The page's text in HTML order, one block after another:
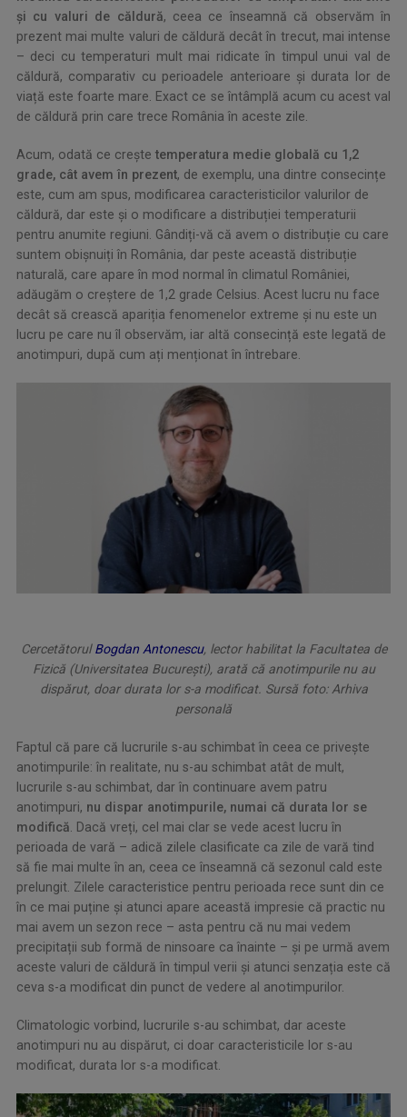
și cu valuri de căldură, ceea ce înseamnă că observăm în
prezent mai multe valuri de căldură decât în trecut, mai intense
– deci cu temperaturi mult mai ridicate în timpul unui val de
căldură, comparativ cu perioadele anterioare și durata lor de
viață este foarte mare. Exact ce se întâmplă acum cu acest val
de căldură prin care trece România în aceste zile.
Acum, odată ce crește temperatura medie globală cu 1,2
grade, cât avem în prezent, de exemplu, una dintre consecințe
este, cum am spus, modificarea caracteristicilor valurilor de
căldură, dar este și o modificare a distribuției temperaturii
pentru anumite regiuni. Gândiți-vă că avem o distribuție cu care
suntem obișnuiți în România, dar peste această distribuție
naturală, care apare în mod normal în climatul României,
adăugăm o creștere de 1,2 grade Celsius. Acest lucru nu face
decât să crească apariția fenomenelor extreme și nu este un
lucru pe care nu îl observăm, iar altă consecință este legată de
anotimpuri, după cum ați menționat în întrebare.
CercetătorulBogdan Antonescu, lector habilitat la Facultatea de
Fizică (Universitatea București), arată că anotimpurile nu au
dispărut, doar durata lor s-a modificat. Sursă foto: Arhiva
personală
Faptul că pare că lucrurile s-au schimbat în ceea ce privește
anotimpurile: în realitate, nu s-au schimbat atât de mult,
lucrurile s-au schimbat, dar în continuare avem patru
anotimpuri, nu dispar anotimpurile, numai că durata lor se
modifică . Dacă vreți, cel mai clar se vede acest lucru în
perioada de vară – adică zilele clasificate ca zile de vară tind
să fie mai multe în an, ceea ce înseamnă că sezonul cald este
prelungit. Zilele caracteristice pentru perioada rece sunt din ce
în ce mai puține și atunci apare această impresie că practic nu
mai avem un sezon rece – asta pentru că nu mai vedem
precipitații sub formă de ninsoare ca înainte – și pe urmă avem
aceste valuri de căldură în timpul verii și atunci senzația este că
ceva s-a modificat din punct de vedere al anotimpurilor.
Climatologic vorbind, lucrurile s-au schimbat, dar aceste
anotimpuri nu au dispărut, ci doar caracteristicile lor s-au
modificat, durata lor s-a modificat.